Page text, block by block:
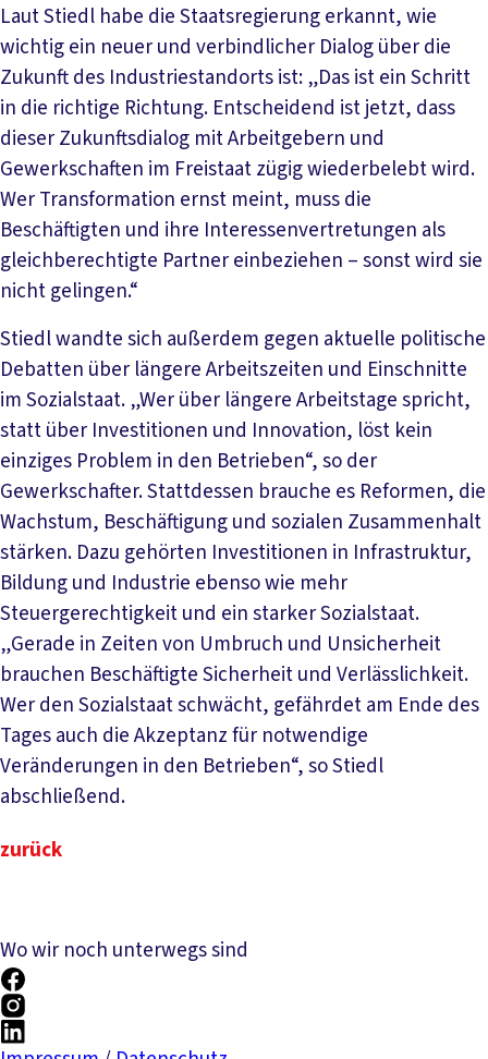
Laut Stiedl habe die Staatsregierung erkannt, wie
wichtig ein neuer und verbindlicher Dialog über die
Zukunft des Industriestandorts ist: „Das ist ein Schritt
in die richtige Richtung. Entscheidend ist jetzt, dass
dieser Zukunftsdialog mit Arbeitgebern und
Gewerkschaften im Freistaat zügig wiederbelebt wird.
Wer Transformation ernst meint, muss die
Beschäftigten und ihre Interessenvertretungen als
gleichberechtigte Partner einbeziehen – sonst wird sie
nicht gelingen.“
Stiedl wandte sich außerdem gegen aktuelle politische
Debatten über längere Arbeitszeiten und Einschnitte
im Sozialstaat. „Wer über längere Arbeitstage spricht,
statt über Investitionen und Innovation, löst kein
einziges Problem in den Betrieben“, so der
Gewerkschafter. Stattdessen brauche es Reformen, die
Wachstum, Beschäftigung und sozialen Zusammenhalt
stärken. Dazu gehörten Investitionen in Infrastruktur,
Bildung und Industrie ebenso wie mehr
Steuergerechtigkeit und ein starker Sozialstaat.
„Gerade in Zeiten von Umbruch und Unsicherheit
brauchen Beschäftigte Sicherheit und Verlässlichkeit.
Wer den Sozialstaat schwächt, gefährdet am Ende des
Tages auch die Akzeptanz für notwendige
Veränderungen in den Betrieben“, so Stiedl
abschließend.
zurück
Wo wir noch unterwegs sind